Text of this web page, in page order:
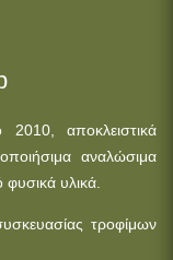
αποκλειστικά
αναλώσιμα
υλικά.
τροφίμων